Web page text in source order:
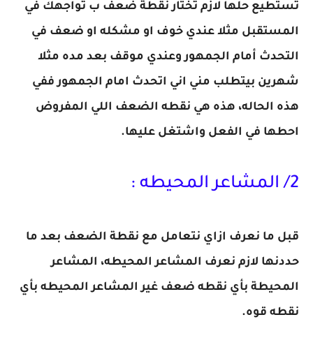
تستطيع حلها لازم تختار نقطة ضعف ب تواجهك في
المستقبل مثلا عندي خوف او مشكله او ضعف في
التحدث أمام الجمهور وعندي موقف بعد مده مثلا
شهرين بيتطلب مني اني اتحدث امام الجمهور ففي
هذه الحاله، هذه هي نقطه الضعف اللي المفروض
احطها في الفعل واشتغل عليها.
2/ المشاعر المحيطه :
قبل ما نعرف ازاي نتعامل مع نقطة الضعف بعد ما
حددنها لازم نعرف المشاعر المحيطه، المشاعر
المحيطة بأي نقطه ضعف غير المشاعر المحيطه بأي
نقطه قوه.